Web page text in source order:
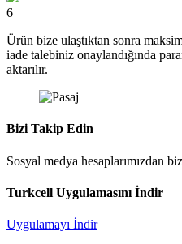
6
Ürün bize ulaştıktan sonra
iade talebiniz onaylandığında
aktarılır.
Bizi Takip Edin
Sosyal medya hesaplarımızdan
Turkcell Uygulamasını İndir
Uygulamayı İndir